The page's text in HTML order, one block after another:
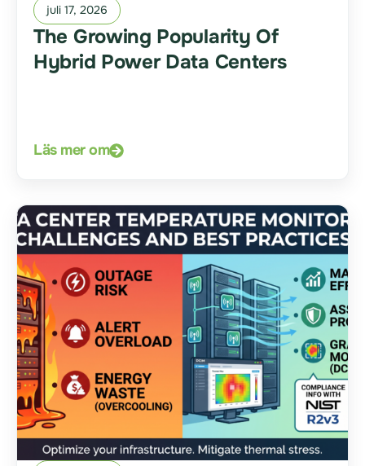
juli 17, 2026
The Growing Popularity Of
Hybrid Power Data Centers
Läs mer om